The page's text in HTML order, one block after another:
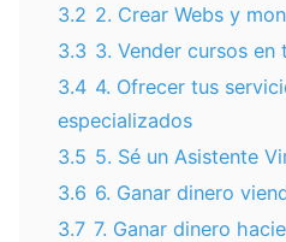
3.2 2. Crear Webs y
3.3 3. Vender cursos en
3.4 4. Ofrecer tus
especializados
3.5 5. Sé un Asistente
3.6 6. Ganar dinero
3.7 7. Ganar dinero